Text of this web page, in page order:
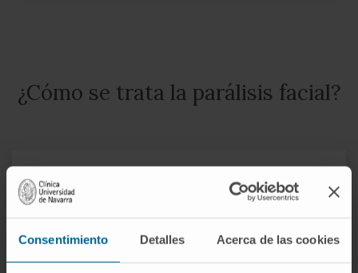
Consentimiento Detalles Acerca de las cookies
¿Cómo se trata la parálisis facial?
Tratamiento
conservador
Tratamiento
quirúrgico
Cómo es la recuperación